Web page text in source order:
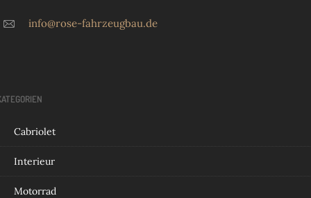
info@rose-fahrzeugbau.de
Cabriolet
Interieur
Motorrad